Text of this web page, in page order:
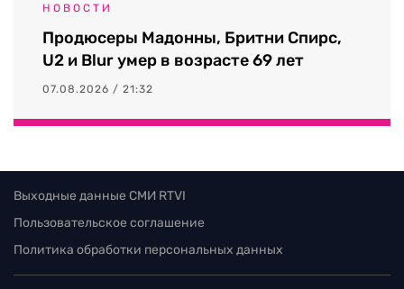
НОВОСТИ
Продюсеры Мадонны, Бритни Спирс,
U2 и Blur умер в возрасте 69 лет
07.08.2026 / 21:32
Выходные данные СМИ RTVI
Пользовательское соглашение
Политика обработки персональных данных